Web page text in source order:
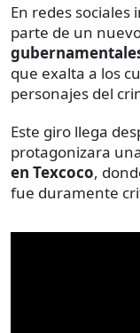
En redes sociales
parte de un
que exalta a los
personajes del
Este giro llega
protagonizara
en Texcoco,
fue duramente